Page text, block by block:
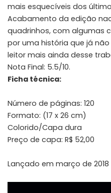
mais esquecíveis dos
Acabamento da edição
quadrinhos, com algumas
por uma história que já
leitor mais ainda desse
Nota Final: 5.5/10.
Ficha técnica:
Número de páginas: 120
Formato: (17 x 26 cm)
Colorido/Capa dura
Preço de capa: R$ 52,00
Lançado em março de 2018